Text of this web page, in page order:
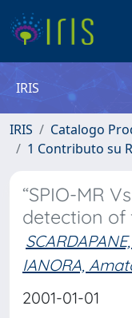
IRIS
IRIS
Catalogo
1 Contributo su
“SPIO-MR
detection of
IANORA,
2001-01-01